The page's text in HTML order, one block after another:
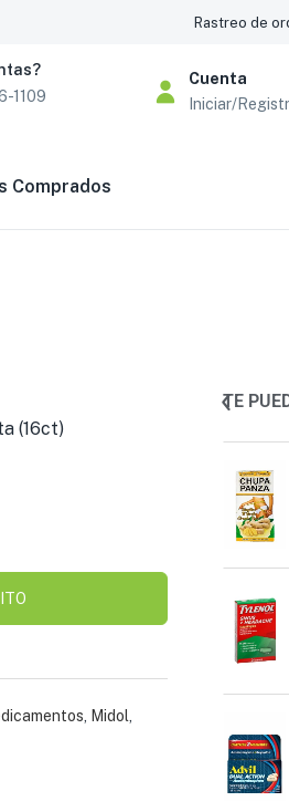
Rastreo de
1109
Cuenta
Iniciar/
Comprados
(16ct)
Midol
TE
Natural de Mexico Me
Barriga Jenjibre Té Verde